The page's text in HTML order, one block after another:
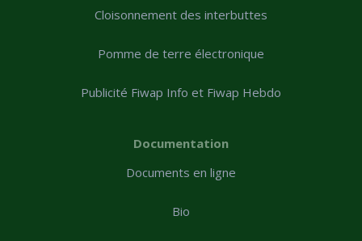
Cloisonnement des interbuttes
Pomme de terre électronique
Publicité Fiwap Info et Fiwap Hebdo
Documentation
Documents en ligne
Bio